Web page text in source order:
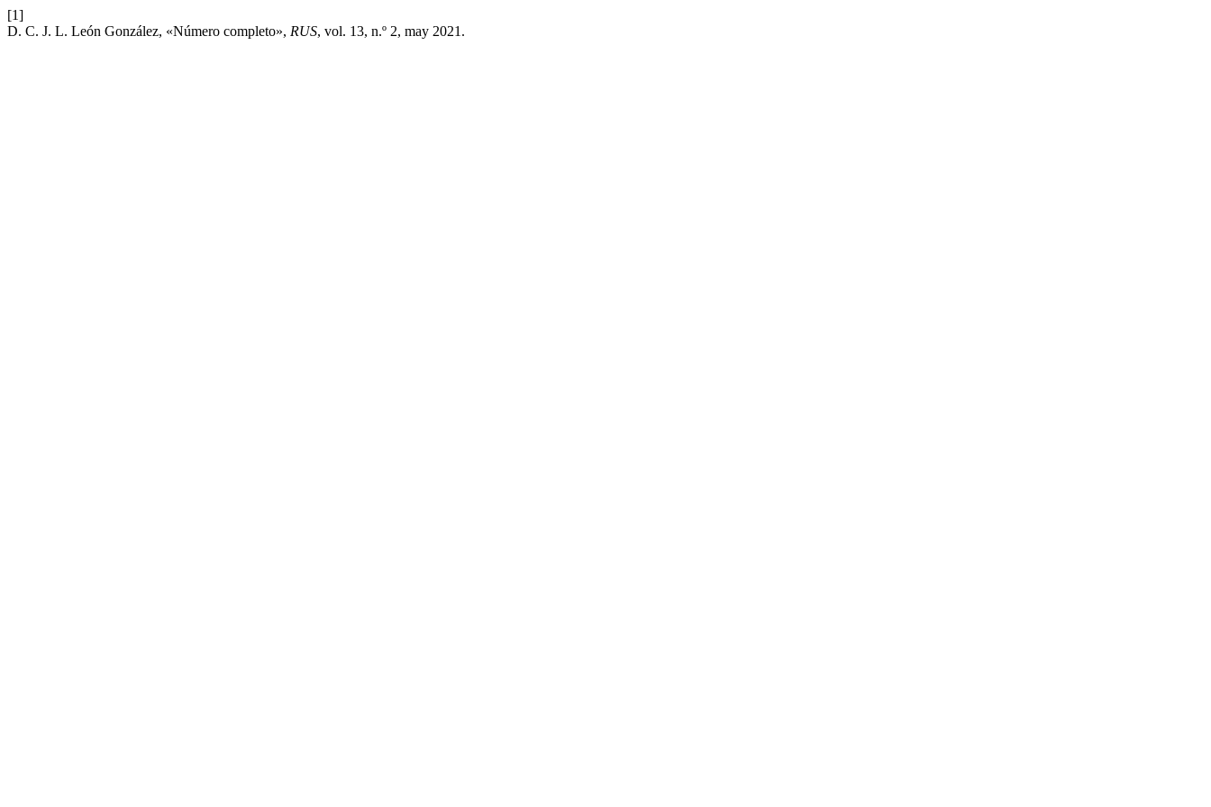
[1]
D. C. J. L. León González, «Número completo», RUS, vol. 13, n.º 2, may 2021.